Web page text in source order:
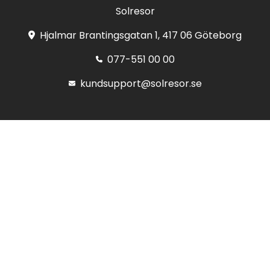
Solresor
Hjalmar Brantingsgatan 1, 417 06 Göteborg
077-551 00 00
kundsupport@solresor.se